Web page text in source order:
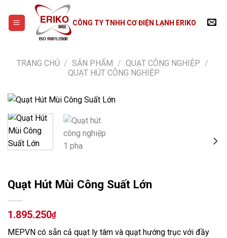
content
CÔNG TY TNHH CƠ ĐIỆN LẠNH ERIKO
TRANG CHỦ / SẢN PHẨM / QUẠT CÔNG NGHIỆP /
QUẠT HÚT CÔNG NGHIỆP
Quạt Hút Mùi Công Suất Lớn
1.895.250₫
MEPVN có sẵn cả quạt ly tâm và quạt hướng trục với đầy